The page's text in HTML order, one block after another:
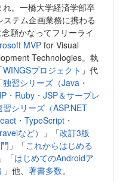
。一橋大学経済学部卒
テム企画業務に携わる
願かなってフリーライ
MVPfor Visual
Technologies。執
WINGSプロジェクト 」代
独習シリーズ（Java・
・Ruby・JSP＆サーブレ
習シリーズ（ASP.NET
・TypeScript・
など）
」「改訂3版
」「これからはじめる
」「はじめてのAndroidア
」他、 著書多数。